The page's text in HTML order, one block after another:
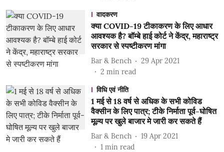
वादकरण
क्या COVID-19 टीकाकरण के लिए आधार
आवश्यक है? बॉम्बे हाई कोर्ट ने केंद्र, महाराष्ट्र
सरकार से स्पष्टीकरण मांगा
Bar & Bench
29 Apr 2021
2 min read
विधि एवं नीति
1 मई से 18 वर्ष से अधिक के सभी कोविड
वैक्सीन के लिए पात्र; टीके निर्माता पूर्व-घोषित
मूल्य पर खुले बाजार मे जारी कर सकते हैं
Bar & Bench
19 Apr 2021
1 min read